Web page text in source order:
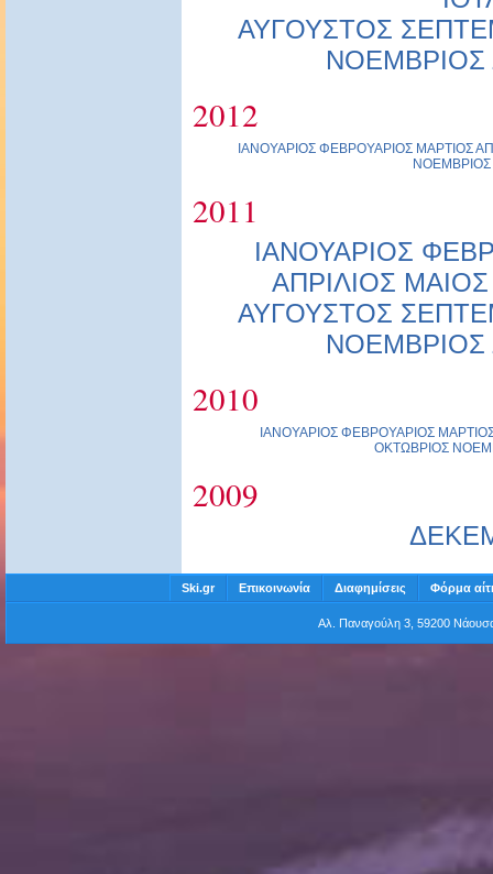
ΑΥΓΟΥΣΤΟΣ
ΝΟΕΜΒΡΙΟΣ
2012
ΙΑΝΟΥΑΡΙΟΣ ΦΕΒΡΟΥΑΡΙΟΣ ΜΑΡΤΙΟΣ
ΝΟΕΜΒΡΙΟΣ
2011
ΙΑΝΟΥΑΡΙΟΣ
ΑΠΡΙΛΙΟΣ ΜΑΙΟΣ
ΑΥΓΟΥΣΤΟΣ
ΝΟΕΜΒΡΙΟΣ
2010
ΙΑΝΟΥΑΡΙΟΣ ΦΕΒΡΟΥΑΡΙΟΣ
ΟΚΤΩΒΡΙΟΣ
2009
Ski.gr Επικοινωνία Διαφημίσεις Φόρμα
Αλ. Παναγούλη 3, 59200